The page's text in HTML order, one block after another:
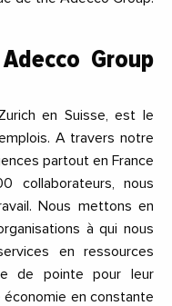
Group
en Suisse, est le
A travers notre
partout en France
nous
Nous mettons en
à qui nous
en ressources
de pointe pour leur
en constante